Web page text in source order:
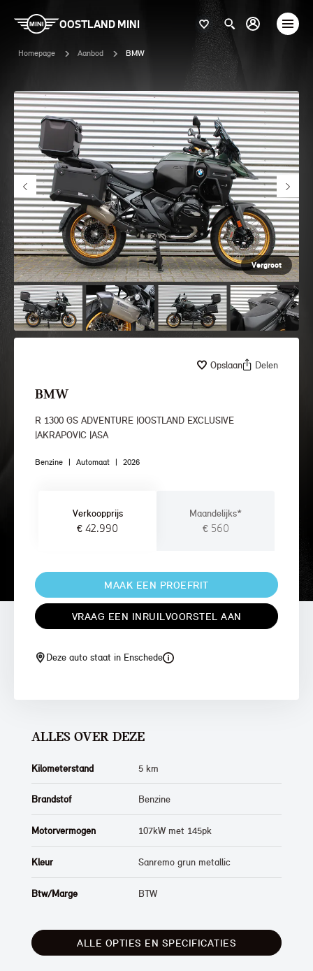
OOSTLAND MINI
Homepage Aanbod BMW
Vergroot
Opslaan Delen
BMW
R 1300 GS ADVENTURE |OOSTLAND EXCLUSIVE
|AKRAPOVIC |ASA
Benzine | Automaat | 2026
Verkoopprijs
€ 42.990
Maandelijks*
€ 560
MAAK EEN PROEFRIT
VRAAG EEN INRUILVOORSTEL AAN
Deze auto staat in Enschede
ALLES OVER DEZE
Kilometerstand 5 km
Brandstof Benzine
Motorvermogen 107kW met 145pk
Kleur Sanremo grun metallic
Btw/Marge BTW
ALLE OPTIES EN SPECIFICATIES